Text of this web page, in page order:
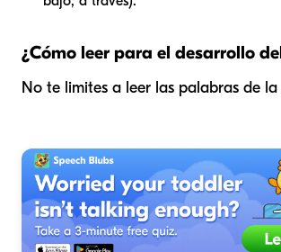
¿Cómo leer para el desarrollo
No te limites a leer las palabras de